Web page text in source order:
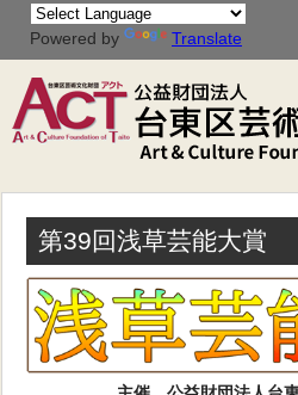
Powered by Translate
第39回浅草芸能大賞